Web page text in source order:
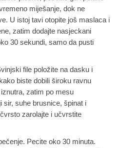
miješanje, dok ne
U istoj tavi otopite još maslaca i
zatim dodajte nasjeckani
30 sekundi, samo da pusti
file položite na dasku i
biste dobili široku ravnu
zatim po mesu
sir, suhe brusnice, špinat i
zarolajte i učvrstite
Pecite oko 30 minuta.